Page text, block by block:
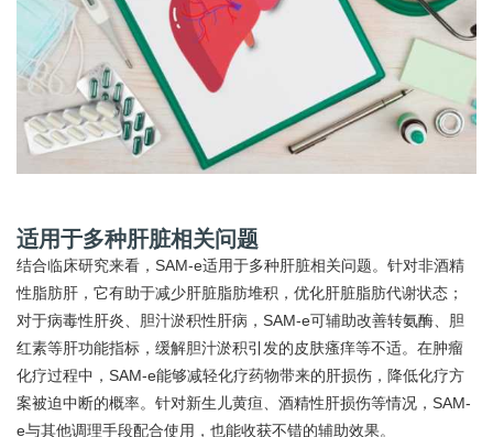
适用于多种肝脏相关问题
结合临床研究来看，SAM-e适用于多种肝脏相关问题。针对非酒精
性脂肪肝，它有助于减少肝脏脂肪堆积，优化肝脏脂肪代谢状态；
对于病毒性肝炎、胆汁淤积性肝病，SAM-e可辅助改善转氨酶、胆
红素等肝功能指标，缓解胆汁淤积引发的皮肤瘙痒等不适。在肿瘤
化疗过程中，SAM-e能够减轻化疗药物带来的肝损伤，降低化疗方
案被迫中断的概率。针对新生儿黄疸、酒精性肝损伤等情况，SAM-
e与其他调理手段配合使用，也能收获不错的辅助效果。